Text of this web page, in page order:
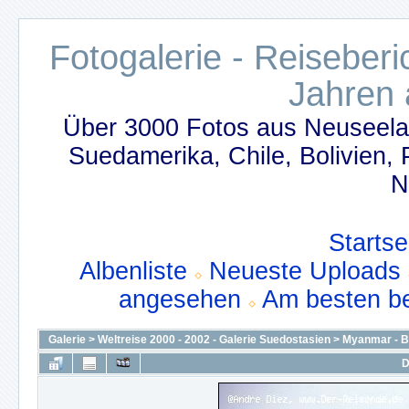
Fotogalerie -
Jahren
Über 3000 Fotos aus
Suedamerika, Chile, Bolivien,
Albenliste
Neueste Uploads
angesehen
Am besten
Galerie > Weltreise 2000 - 2002 - Galerie Suedostasien > Myanmar -